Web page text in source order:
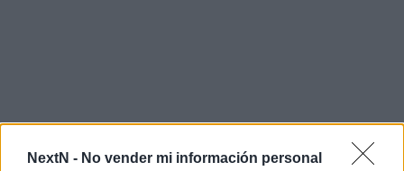
NextN - No vender mi información personal